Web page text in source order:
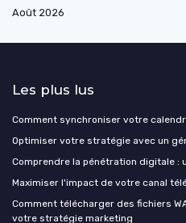
Août 2026
Les plus lus
Comment synchroniser votre
Optimiser votre stratégie avec un
Comprendre la pénétration digitale :
Maximiser l'impact de votre canal
Comment télécharger des fichiers
votre stratégie marketing